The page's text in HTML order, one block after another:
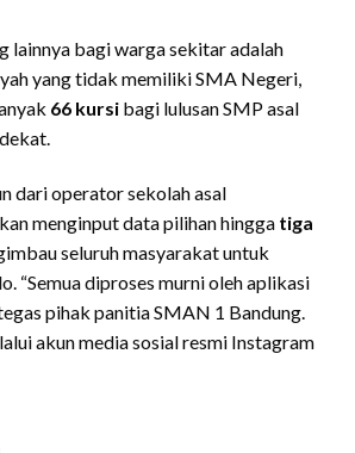
lainnya bagi warga sekitar adalah
yang tidak memiliki SMA Negeri,
66 kursi bagi lulusan SMP asal
dari operator sekolah asal
menginput data pilihan hingga tiga
seluruh masyarakat untuk
“Semua diproses murni oleh aplikasi
pihak panitia SMAN 1 Bandung.
akun media sosial resmi Instagram